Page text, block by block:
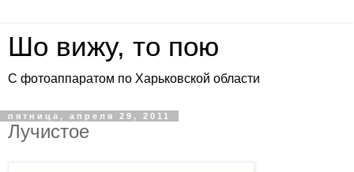
Шо вижу, то пою
С фотоаппаратом по Харьковской области
пятница, апреля 29, 2011
Лучистое